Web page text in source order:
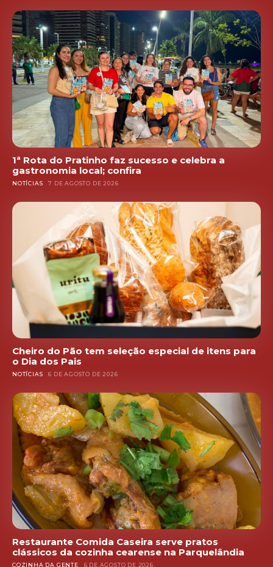
1ª Rota do Pratinho faz sucesso e celebra a
gastronomia local; confira
NOTÍCIAS 7 DE AGOSTO DE 2026
Cheiro do Pão tem seleção especial de itens para
o Dia dos Pais
NOTÍCIAS 6 DE AGOSTO DE 2026
Restaurante Comida Caseira serve pratos
clássicos da cozinha cearense na Parquelândia
COZINHA DA GENTE 6 DE AGOSTO DE 2026